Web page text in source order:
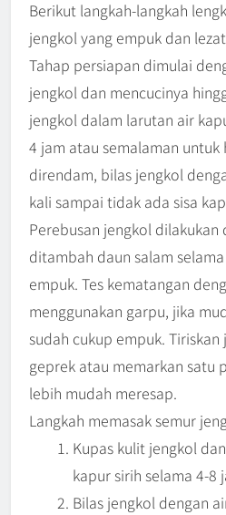
Berikut langkah-langkah
jengkol yang empuk dan
Tahap persiapan dimulai
jengkol dan mencucinya
jengkol dalam larutan air
4 jam atau semalaman
direndam, bilas jengkol
kali sampai tidak ada sisa
Perebusan jengkol dilakukan
ditambah daun salam
empuk. Tes kematangan
menggunakan garpu, jika
sudah cukup empuk.
geprek atau memarkan satu
lebih mudah meresap.
Langkah memasak semur
Kupas kulit jengkol
kapur sirih selama 4-8
Bilas jengkol dengan